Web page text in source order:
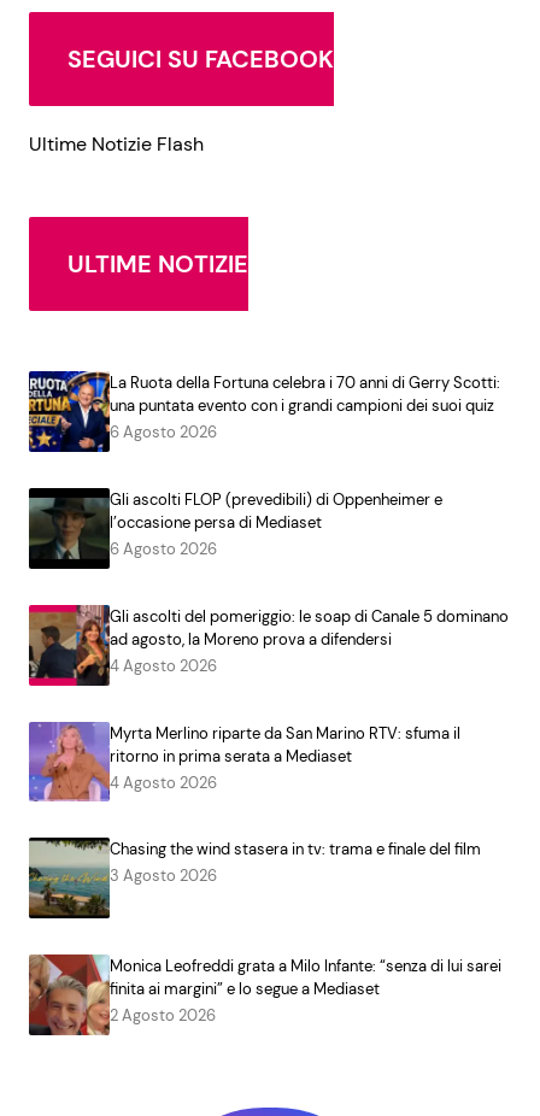
SEGUICI SU FACEBOOK
Ultime Notizie Flash
ULTIME NOTIZIE
La Ruota della Fortuna celebra i 70 anni di Gerry Scotti:
una puntata evento con i grandi campioni dei suoi quiz
6 Agosto 2026
Gli ascolti FLOP (prevedibili) di Oppenheimer e
l’occasione persa di Mediaset
6 Agosto 2026
Gli ascolti del pomeriggio: le soap di Canale 5 dominano
ad agosto, la Moreno prova a difendersi
4 Agosto 2026
Myrta Merlino riparte da San Marino RTV: sfuma il
ritorno in prima serata a Mediaset
4 Agosto 2026
Chasing the wind stasera in tv: trama e finale del film
3 Agosto 2026
Monica Leofreddi grata a Milo Infante: “senza di lui sarei
finita ai margini” e lo segue a Mediaset
2 Agosto 2026